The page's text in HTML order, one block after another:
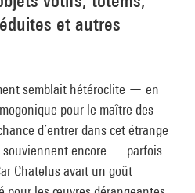
et autres
semblait hétéroclite — en
pour le maître des
d’entrer dans cet étrange
souviennent encore — parfois
Chatelus avait un goût